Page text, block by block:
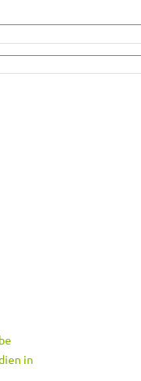
in